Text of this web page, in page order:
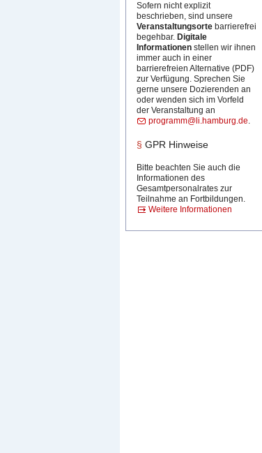
Sofern nicht explizit
beschrieben, sind unsere
Veranstaltungsortebarrierefrei
begehbar. Digitale
Informationenstellen wir ihnen
immer auch in einer
barrierefreien Alternative (PDF)
zur Verfügung. Sprechen Sie
gerne unsere Dozierenden an
oder wenden sich im Vorfeld
der Veranstaltung an
programm@li.hamburg.de.
§ GPR Hinweise
Bitte beachten Sie auch die
Informationen des
Gesamtpersonalrates zur
Teilnahme an Fortbildungen.
Weitere Informationen